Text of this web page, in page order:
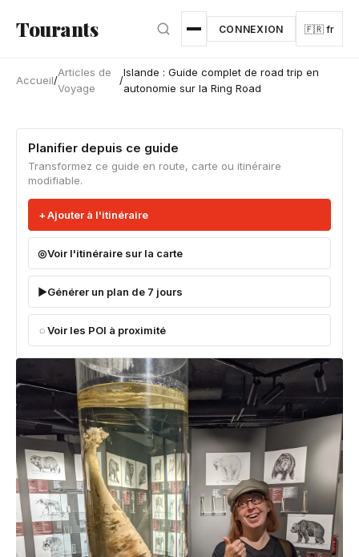
Tourants CONNEXION 🇫🇷 fr
Accueil/
Articles de
Voyage
/
Islande : Guide complet de road trip en
autonomie sur la Ring Road
Planifier depuis ce guide
Transformez ce guide en route, carte ou itinéraire
modifiable.
Ajouter à l'itinéraire
Voir l'itinéraire sur la carte
Générer un plan de 7 jours
Voir les POI à proximité